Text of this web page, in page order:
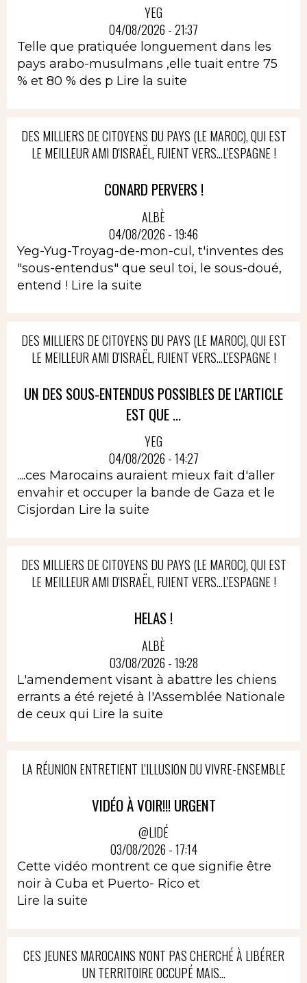
YEG
04/08/2026 - 21:37
Telle que pratiquée longuement dans les
pays arabo-musulmans ,elle tuait entre 75
% et 80 % des p Lire la suite
DES MILLIERS DE CITOYENS DU PAYS (LE MAROC), QUI EST
LE MEILLEUR AMI D'ISRAËL, FUIENT VERS...L'ESPAGNE !
CONARD PERVERS !
ALBÈ
04/08/2026 - 19:46
Yeg-Yug-Troyag-de-mon-cul, t'inventes des
"sous-entendus" que seul toi, le sous-doué,
entend ! Lire la suite
DES MILLIERS DE CITOYENS DU PAYS (LE MAROC), QUI EST
LE MEILLEUR AMI D'ISRAËL, FUIENT VERS...L'ESPAGNE !
UN DES SOUS-ENTENDUS POSSIBLES DE L'ARTICLE
EST QUE ...
YEG
04/08/2026 - 14:27
....ces Marocains auraient mieux fait d'aller
envahir et occuper la bande de Gaza et le
Cisjordan Lire la suite
DES MILLIERS DE CITOYENS DU PAYS (LE MAROC), QUI EST
LE MEILLEUR AMI D'ISRAËL, FUIENT VERS...L'ESPAGNE !
HELAS !
ALBÈ
03/08/2026 - 19:28
L'amendement visant à abattre les chiens
errants a été rejeté à l'Assemblée Nationale
de ceux qui Lire la suite
LA RÉUNION ENTRETIENT L'ILLUSION DU VIVRE-ENSEMBLE
VIDÉO À VOIR!!! URGENT
@LIDÉ
03/08/2026 - 17:14
Cette vidéo montrent ce que signifie être
noir à Cuba et Puerto- Rico et
Lire la suite
CES JEUNES MAROCAINS N'ONT PAS CHERCHÉ À LIBÉRER
UN TERRITOIRE OCCUPÉ MAIS...